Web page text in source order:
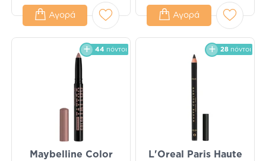
Αγορά Αγορά
44 πόντοι
Maybelline Color
28 πόντοι
L'Oreal Paris Haute